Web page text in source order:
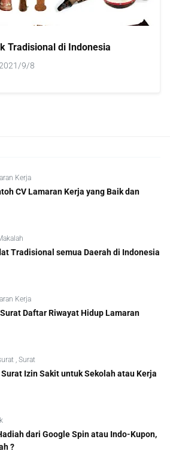
Tradisional di Indonesia
9/8
Kerja
CV Lamaran Kerja yang Baik dan
Tradisional semua Daerah di Indonesia
Kerja
Daftar Riwayat Hidup Lamaran
, Surat
Izin Sakit untuk Sekolah atau Kerja
dari Google Spin atau Indo-Kupon,
?